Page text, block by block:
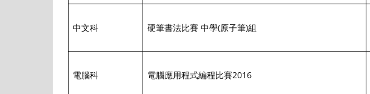
中文科 硬筆書法比賽 中學(原子筆)組
電腦科 電腦應用程式編程比賽2016